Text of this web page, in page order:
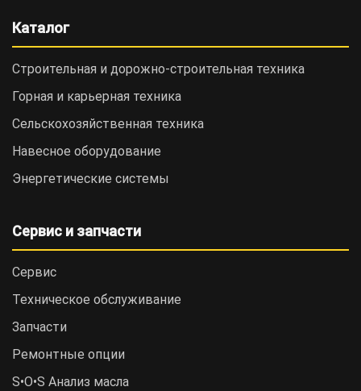
Каталог
Строительная и дорожно-cтроительная техника
Горная и карьерная техника
Сельскохозяйственная техника
Навесное оборудование
Энергетические системы
Сервис и запчасти
Сервис
Техническое обслуживание
Запчасти
Ремонтные опции
S•O•S Анализ масла